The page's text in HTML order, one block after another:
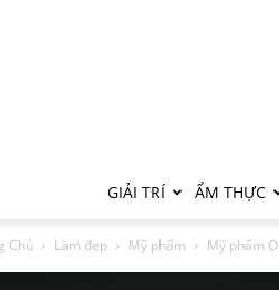
GIẢI TRÍ ẨM THỰC
Chủ Làm đẹp Mỹ phẩm Mỹ phẩm